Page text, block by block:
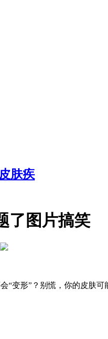
肤疾
了图片搞笑
“变形”？别慌，你的皮肤